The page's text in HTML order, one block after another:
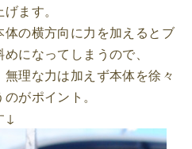
ます。
の横方向に力を加えるとブ
になってしまうので、
理な力は加えず本体を徐々
がポイント。
↓